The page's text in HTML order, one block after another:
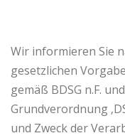
Wir informieren Sie
gesetzlichen
gemäß BDSG n.F.
Grundverordnung
und Zweck der